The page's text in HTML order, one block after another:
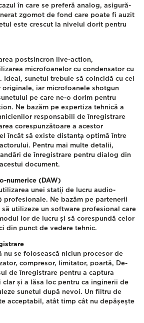
în care se preferă analog, asigură-
zgomot de fond care poate fi auzit
este crescut la nivelul dorit pentru
postsincron live-action,
microfoanelor cu condensator cu
Ideal, sunetul trebuie să coincidă cu cel
iar microfoanele shotgun
pe care ne-o dorim pentru
Ne bazăm pe expertiza tehnică a
responsabili de înregistrare
corespunzătoare a acestor
încât să existe distanța optimă între
Pentru mai multe detalii,
de înregistrare pentru dialog din
document.
numerice (DAW)
unei stații de lucru audio-
profesionale. Ne bazăm pe partenerii
utilizeze un software profesional care
lor de lucru și să corespundă celor
din punct de vedere tehnic.
nu se folosească niciun procesor de
compresor, limitator, poartă, De-
de înregistrare pentru a captura
clar și a lăsa loc pentru ca inginerii de
sunetul după nevoi. Un filtru de
acceptabil, atât timp cât nu depășește